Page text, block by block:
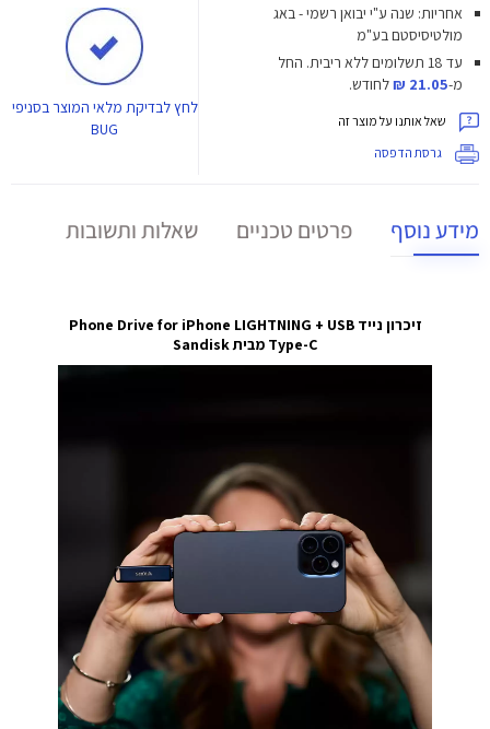
אחריות: שנה ע"י יבואן רשמי - באג
מולטיסיסטם בע"מ
עד 18 תשלומים ללא ריבית.
החל
מ-21.05 ₪ לחודש.
שאל אותנו על מוצר זה
גרסת הדפסה
לחץלבדיקת מלאי המוצר בסניפי
BUG
מידע נוסף פרטים טכניים שאלות ותשובות
זיכרון נייד Phone Drive for iPhone LIGHTNING + USB
Type-C מבית Sandisk